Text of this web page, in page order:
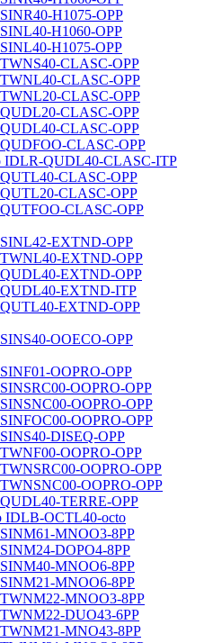
H1075-OPP
H1060-OPP
H1075-OPP
CLASC-OPP
CLASC-OPP
CLASC-OPP
CLASC-OPP
CLASC-OPP
CLASC-OPP
IDLR-QUDL40-CLASC-ITP
CLASC-OPP
CLASC-OPP
CLASC-OPP
EXTND-OPP
EXTND-OPP
EXTND-OPP
EXTND-ITP
EXTND-OPP
OOECO-OPP
OOPRO-OPP
OOPRO-OPP
OOPRO-OPP
OOPRO-OPP
DISEQ-OPP
OOPRO-OPP
OOPRO-OPP
OOPRO-OPP
TERRE-OPP
IDLB-OCTL40-octo
MNOO3-8PP
DOPO4-8PP
MNOO6-8PP
MNOO6-8PP
MNOO3-8PP
DUO43-6PP
MNO43-8PP